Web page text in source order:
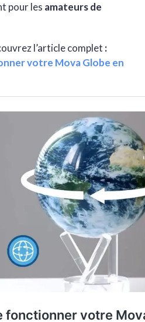
pour les amateurs de
l’article complet :
votre Mova Globe en